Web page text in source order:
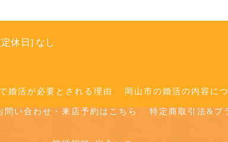
休日] なし
婚活が必要とされる理由 岡山市の婚活の内容に
問い合わせ・来店予約はこちら 特定商取引法&プ